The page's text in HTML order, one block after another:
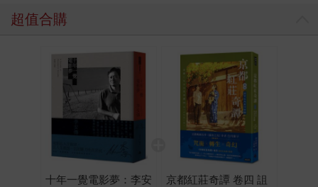
超值合購
十年一覺電影夢：李安
京都紅莊奇譚 卷四 詛